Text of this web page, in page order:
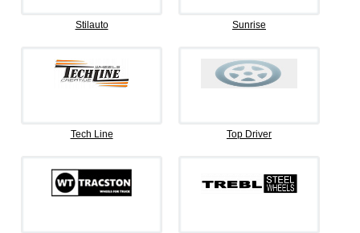
Stilauto Sunrise
Tech Line Top Driver